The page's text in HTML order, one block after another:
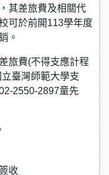
其差旅費及相關代
可於前開113學年度
。
旅費(不得支應計程
臺灣師範大學支
2550-2897童先
收